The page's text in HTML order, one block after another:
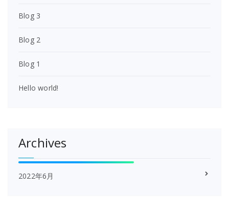
Blog 3
Blog 2
Blog 1
Hello world!
Archives
2022年6月